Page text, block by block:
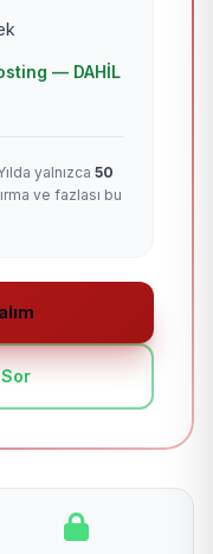
— DAHİL
yalnızca 50
ve fazlası bu